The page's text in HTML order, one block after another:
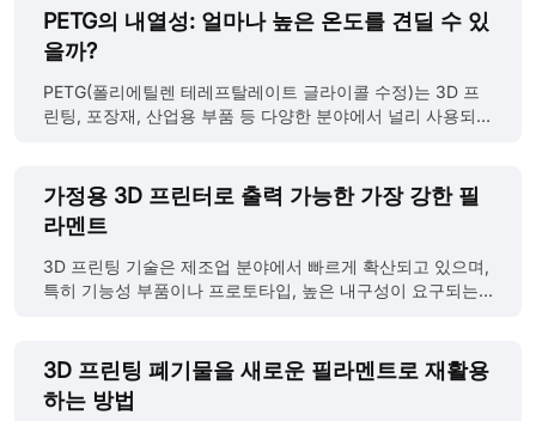
습니다. 본 글에서는 나일론 PA12의 주요 특성, 장점, 그리고
응용 분야에 대해 설명합니다. JLC3DP 나일론 PA12 프린팅
제품 Nylon PA 12는 나일론 12라고도 불리는 합성 열가소성
고분자입니다. 이름 속 "12"는 분자 구조에 포함된 12개의 탄
소 원자를 의미합니다. 열가소성 수지인 나일론 12는 약
175°C의 녹는점을 가지며, 이는 나일론 계열 중 가장 낮아 다
MJF(Multi Jet Fusion) 등 여러 가지 3D 프린팅 기술에서 활
용 가능합니다. SL......
PETG의 내열성: 얼마나 높은 온도를 견딜 수 있
을까?
PETG(폴리에틸렌 테레프탈레이트 글라이콜 수정)는 3D 프
린팅, 포장재, 산업용 부품 등 다양한 분야에서 널리 사용되는
는 선택지로 자리 잡고 있습니다. 그렇다면 PETG는 고온 환
경에서도 안정적으로 사용할 수 있을까요? 어느 정도의 온도
까지 견딜 수 있을까요? 이 글에서는 PETG의 내열 특성에 대
해 자세히 알아보고, PETG가 실제로 사용되는 환경에서 어느
정도까지 열을 견딜 수 있는지 분석해 보겠습니다. PETG의
온도 범위 PETG의 유리전이온도(Tg)는 일반적으로 75°C에
온도란 재료가 단단하고 깨지기 쉬운 상태에서 일정한 탄성
과 유동성을 가진 상태로 전환되는 온도를 의미합니다. 열가
가정용 3D 프린터로 출력 가능한 가장 강한 필
라멘트
3D 프린팅 기술은 제조업 분야에서 빠르게 확산되고 있으며,
특히 기능성 부품이나 프로토타입, 높은 내구성이 요구되는
택하면 출력된 부품이 실제 사용 환경에서도 충분한 기계적
특성과 내구성을 확보할 수 있습니다. 현재 가정용 FDM 3D
프린터로도 출력 가능한 고강도 필라멘트들이 다양하게 출시
3D 프린팅 폐기물을 새로운 필라멘트로 재활용
하는 방법